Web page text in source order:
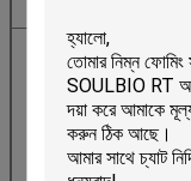
বৈশিষ্ট্য
২. ভাল
৩. কম